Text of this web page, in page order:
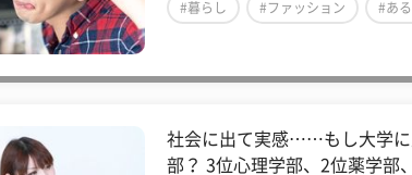
#暮らし #ファッション #あ
社会に出て実感……もし大学に
部？ 3位心理学部、2位薬学部